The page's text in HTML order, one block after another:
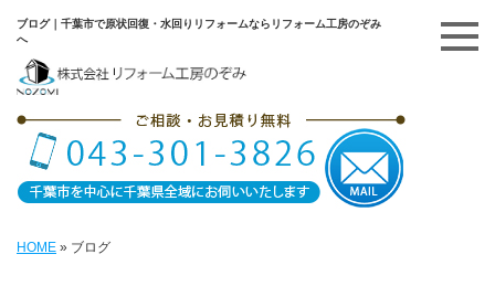
ブログ｜千葉市で原状回復・水回りリフォームならリフォーム工房のぞみ
へ
HOME » ブログ